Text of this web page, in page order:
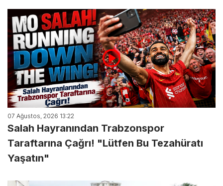
07 Ağustos, 2026 13:22
Salah Hayranından Trabzonspor
Taraftarına Çağrı! "Lütfen Bu Tezahüratı
Yaşatın"